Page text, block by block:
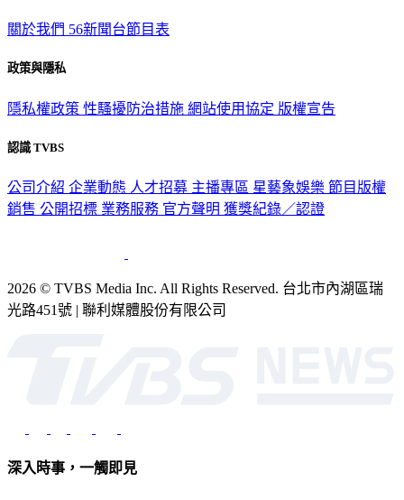
關於我們 56新聞台節目表
政策與隱私
隱私權政策 性騷擾防治措施 網站使用協定 版權宣告
認識 TVBS
公司介紹 企業動態 人才招募 主播專區 星藝象娛樂 節目版權
銷售 公開招標 業務服務 官方聲明 獲獎紀錄／認證
2026 © TVBS Media Inc. All Rights Reserved. 台北市內湖區瑞
光路451號 | 聯利媒體股份有限公司
深入時事，一觸即見